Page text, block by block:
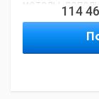
методы,
Сэмплер с 72
2 смесителями
Диапазоны
мг / л до
45000 мг / л
114